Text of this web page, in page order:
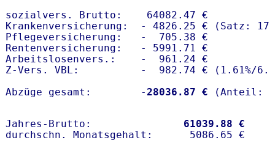
sozialvers. Brutto:    64082.47 €
Krankenversicherung:  - 4826.25 € (Satz:
Pflegeversicherung:   -  705.38 €
Rentenversicherung:   - 5991.71 €
Arbeitslosenvers.:    -  961.24 €
Z-Vers. VBL:          -  982.74 € ( 1.61%/
Abzüge gesamt:        -28036.87 €
Jahres-Brutto: 61039.88 €